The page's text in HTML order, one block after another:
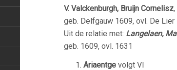
V. Valckenburgh, Bruijn Cornelisz,
geb. Delfgauw 1609, ovl. De
Uit de relatie met: Langelaen,
geb. 1609, ovl. 1631
Ariaentge volgt VI